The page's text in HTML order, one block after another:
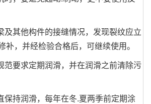
其他构件的接缝情况，发现裂纹应立
补，并经检验合格后，可继续使用。
要求定期润滑，并在润滑之前清除污
持润滑，每年在冬.夏两季前定期涂